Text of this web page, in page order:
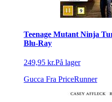
Teenage Mutant Ninja
Blu-Ray
249,95 kr.På lager
Gucca Fra PriceRunner